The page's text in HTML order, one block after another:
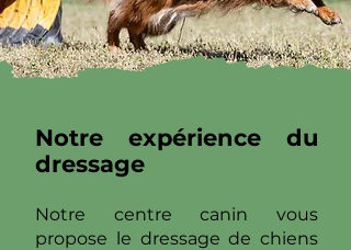
Notre expérience du
dressage
Notre centre canin vous
propose le dressage de chiens